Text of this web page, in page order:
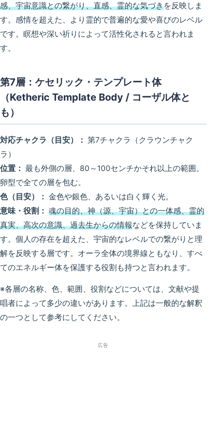
感、宇宙意識との繋がり、直感、霊的な気づきを反映しま
す。感情を超えた、より霊的で普遍的な愛や喜びのレベル
です。瞑想や深い祈りによって活性化されると言われま
す。
第7層：ケセリック・テンプレート体
（Ketheric Template Body / コーザル体と
も）
対応チャクラ（目安）： 第7チャクラ（クラウンチャク
ラ）
位置： 最も外側の層、80～100センチかそれ以上の範囲。
卵型で全ての層を包む。
色（目安）： 金色や銀色、あるいは白く輝く光。
意味・役割： 魂の目的、神（源、宇宙）との一体感、霊的
真実、高次の意識、過去生からの情報などを保持していま
す。個人の存在を超えた、宇宙的なレベルでの繋がりと理
解を反映する層です。オーラ全体の境界線ともなり、すべ
てのエネルギー体を保護する役割も持つと言われます。
※各層の名称、色、範囲、役割などについては、文献や提
唱者によって多少の違いがあります。上記は一般的な解釈
の一つとして参考にしてください。
広告